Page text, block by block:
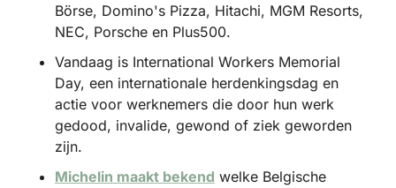
Börse, Domino's Pizza, Hitachi, MGM Resorts,
NEC, Porsche en Plus500.
Vandaag is International Workers Memorial
Day, een internationale herdenkingsdag en
actie voor werknemers die door hun werk
gedood, invalide, gewond of ziek geworden
zijn.
Michelin maakt bekend welke Belgische